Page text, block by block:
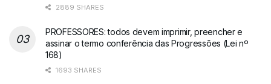
2889 SHARES
PROFESSORES: todos devem imprimir, preencher e
assinar o termo conferência das Progressões (Lei nº
168)
1693 SHARES